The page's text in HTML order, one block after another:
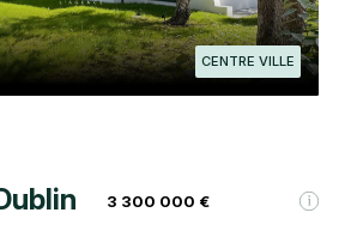
CENTRE VILLE
3 300 000 €